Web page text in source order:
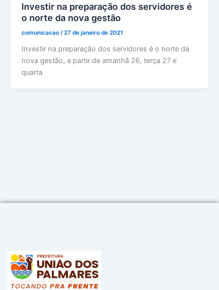
Investir na preparação dos servidores é
o norte da nova gestão
comunicacao /27 de janeiro de 2021
Investir na preparação dos servidores é o norte da
nova gestão, a partir de amanhã 26, terça 27 e
quarta